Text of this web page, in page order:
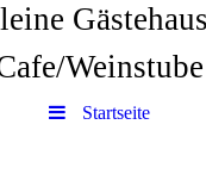
Weinstube
Startseite